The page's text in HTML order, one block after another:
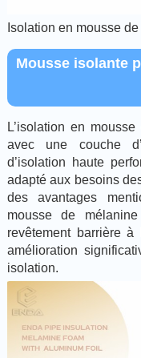
Isolation en mousse
Mousse isolante
L’isolation en
avec une couche
d’isolation haute
adapté aux besoins
des avantages
mousse de
revêtement barrière
amélioration
isolation.